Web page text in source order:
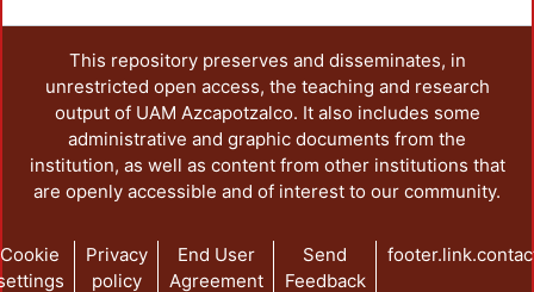
This repository preserves and disseminates, in
unrestricted open access, the teaching and research
output of UAM Azcapotzalco. It also includes some
administrative and graphic documents from the
institution, as well as content from other institutions that
are openly accessible and of interest to our community.
Cookie
Privacy
policy
End User
Agreement
Send
Feedback